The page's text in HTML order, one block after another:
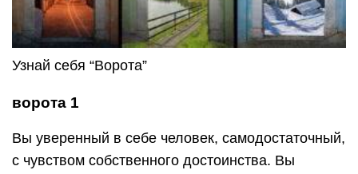
Узнай себя “Ворота”
ворота 1
Вы уверенный в себе человек, самодостаточный,
с чувством собственного достоинства. Вы